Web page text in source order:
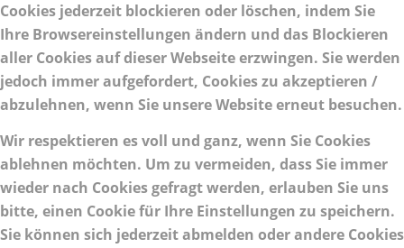
Cookies jederzeit blockieren oder löschen, indem Sie
Ihre Browsereinstellungen ändern und das Blockieren
aller Cookies auf dieser Webseite erzwingen. Sie werden
jedoch immer aufgefordert, Cookies zu akzeptieren /
abzulehnen, wenn Sie unsere Website erneut besuchen.
Wir respektieren es voll und ganz, wenn Sie Cookies
ablehnen möchten. Um zu vermeiden, dass Sie immer
wieder nach Cookies gefragt werden, erlauben Sie uns
bitte, einen Cookie für Ihre Einstellungen zu speichern.
Sie können sich jederzeit abmelden oder andere Cookies